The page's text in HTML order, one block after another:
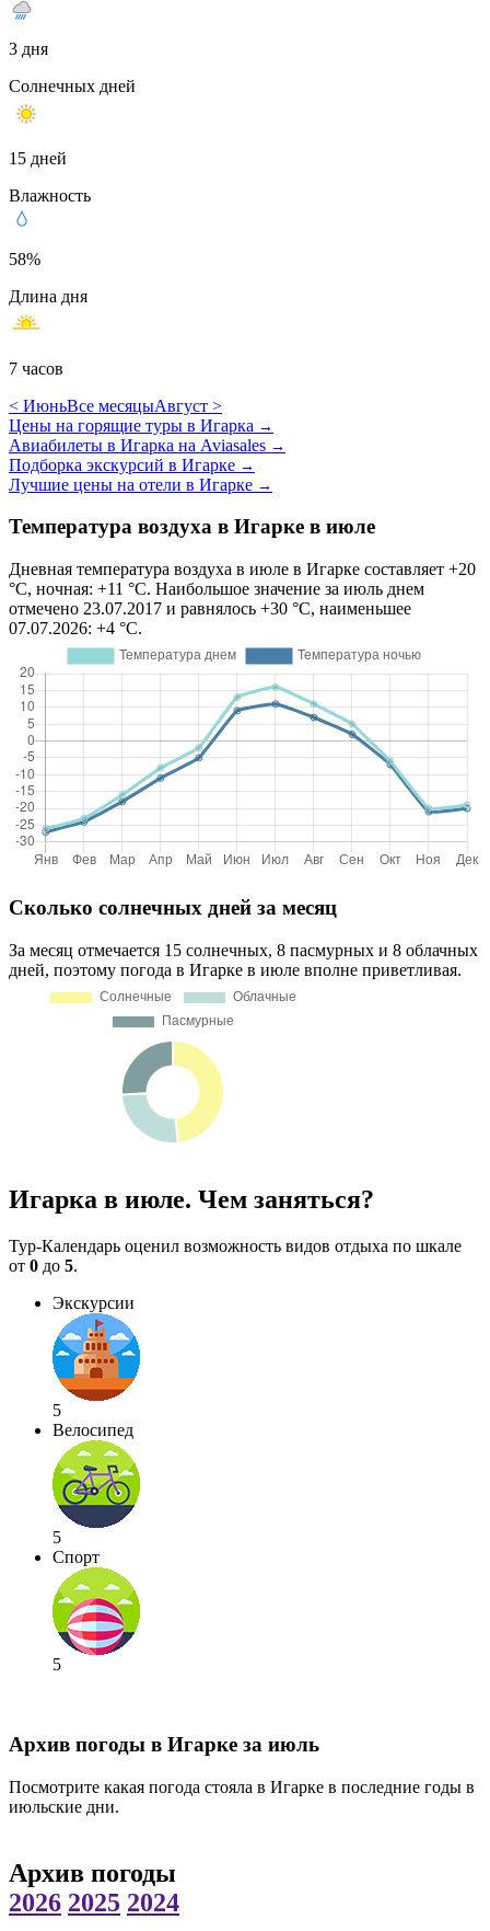
3 дня
Солнечных дней
15 дней
Влажность
58%
Длина дня
7 часов
< ИюньВсе месяцыАвгуст >
Цены на горящие туры в Игарка →
Авиабилеты в Игарка на Aviasales →
Подборка экскурсий в Игарке →
Лучшие цены на отели в Игарке →
Температура воздуха в Игарке в июле
Дневная температура воздуха в июле в Игарке составляет +20
°C, ночная: +11 °C. Наибольшое значение за июль днем
отмечено 23.07.2017 и равнялось +30 °C, наименьшее
07.07.2026: +4 °C.
Сколько солнечных дней за месяц
За месяц отмечается 15 солнечных, 8 пасмурных и 8 облачных
дней, поэтому погода в Игарке в июле вполне приветливая.
Игарка в июле. Чем заняться?
Тур-Календарь оценил возможность видов отдыха по шкале
от 0 до 5.
Экскурсии
5
Велосипед
5
Спорт
5
Архив погоды в Игарке за июль
Посмотрите какая погода стояла в Игарке в последние годы в
июльские дни.
Архив погоды
2026 2025 2024